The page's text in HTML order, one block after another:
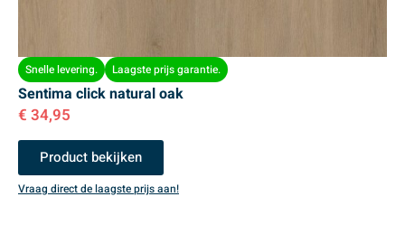
Snelle levering. Laagste prijs garantie.
Sentima click natural oak
€ 34,95
Product bekijken
Vraag direct de laagste prijs aan!